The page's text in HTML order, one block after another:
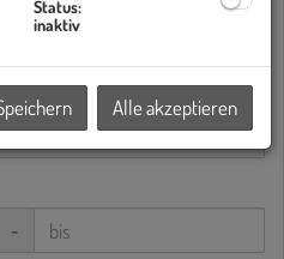
-
Status:
inaktiv
Alle akzeptieren